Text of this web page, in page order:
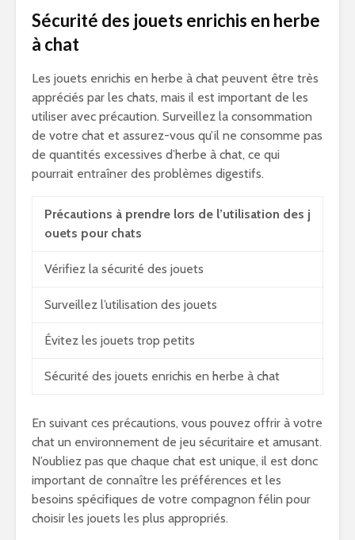
Sécurité des jouets enrichis en herbe
à chat
Les jouets enrichis en herbe à chat peuvent être très
appréciés par les chats, mais il est important de les
utiliser avec précaution. Surveillez la consommation
de votre chat et assurez-vous qu’il ne consomme pas
de quantités excessives d’herbe à chat, ce qui
pourrait entraîner des problèmes digestifs.
Précautions à prendre lors de l’utilisation des j
ouets pour chats
Vérifiez la sécurité des jouets
Surveillez l’utilisation des jouets
Évitez les jouets trop petits
Sécurité des jouets enrichis en herbe à chat
En suivant ces précautions, vous pouvez offrir à votre
chat un environnement de jeu sécuritaire et amusant.
N’oubliez pas que chaque chat est unique, il est donc
important de connaître les préférences et les
besoins spécifiques de votre compagnon félin pour
choisir les jouets les plus appropriés.